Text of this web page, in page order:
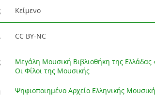
Κείμενο
CC BY-NC
Μεγάλη Μουσική Βιβλιοθήκη της Ελλάδας
Οι Φίλοι της Μουσικής
Ψηφιοποιημένο Αρχείο Ελληνικής